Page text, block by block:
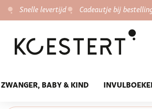
Snelle levertijd Cadeautje bij
ZWANGER, BABY & KIND